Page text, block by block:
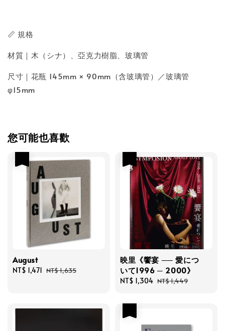
📏 規格
材質｜木（シナ）、亞克力樹脂、玻璃管
尺寸｜花瓶 145mm × 90mm（含玻璃管）／玻璃管
φ15mm
您可能也喜歡
August
Sale
NT$ 1,471 Regular
NT$ 1,635
映里《饗宴 ── 愛につ
いて1996 ─ 2000》
Sale
NT$ 1,304 Regular
NT$ 1,449